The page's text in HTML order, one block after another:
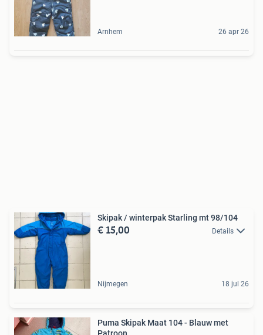
Arnhem 26 apr 26
Skipak / winterpak Starling mt 98/104
€ 15,00 Details
Nijmegen 18 jul 26
Puma Skipak Maat 104 - Blauw met